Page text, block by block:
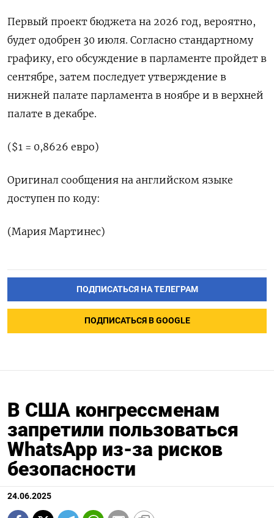
Первый проект бюджета на 2026 год, вероятно,
будет одобрен 30 июля. Согласно стандартному
графику, его обсуждение в парламенте пройдет в
сентябре, затем последует утверждение в
нижней палате парламента в ноябре и в верхней
палате в декабре.
($1 = 0,8626 евро)
Оригинал сообщения на английском языке
доступен по коду:
(Мария Мартинес)
ПОДПИСАТЬСЯ НА ТЕЛЕГРАМ
ПОДПИСАТЬСЯ В GOOGLE
В США конгрессменам
запретили пользоваться
WhatsApp из-за рисков
безопасности
24.06.2025